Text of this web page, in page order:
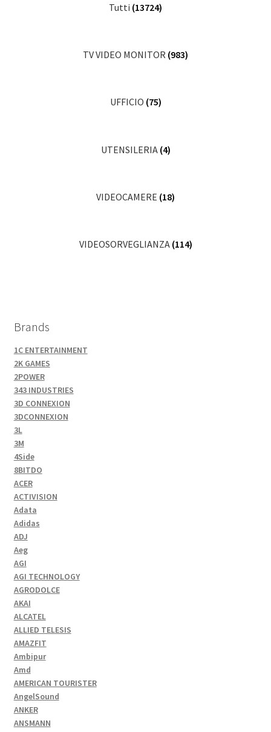
Tutti (13724)
TV VIDEO MONITOR (983)
UFFICIO (75)
UTENSILERIA (4)
VIDEOCAMERE (18)
VIDEOSORVEGLIANZA (114)
Brands
1C ENTERTAINMENT
2K GAMES
2POWER
343 INDUSTRIES
3D CONNEXION
3DCONNEXION
3L
3M
4Side
8BITDO
ACER
ACTIVISION
Adata
Adidas
ADJ
Aeg
AGI
AGI TECHNOLOGY
AGRODOLCE
AKAI
ALCATEL
ALLIED TELESIS
AMAZFIT
Ambipur
Amd
AMERICAN TOURISTER
AngelSound
ANKER
ANSMANN